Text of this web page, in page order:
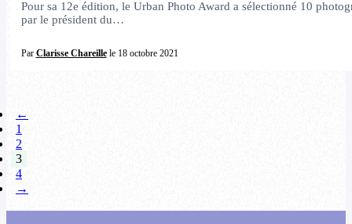
Pour sa 12e édition, le Urban Photo Award a sélectionné 10
par le président du…
Par Clarisse Chareillele 18 octobre 2021
←
1
2
3
4
→